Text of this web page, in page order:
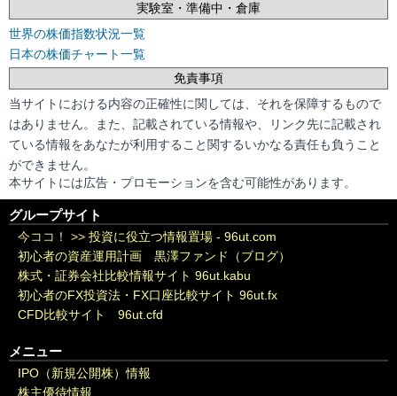
実験室・準備中・倉庫
世界の株価指数状況一覧
日本の株価チャート一覧
免責事項
当サイトにおける内容の正確性に関しては、それを保障するもので
はありません。また、記載されている情報や、リンク先に記載され
ている情報をあなたが利用すること関するいかなる責任も負うこと
ができません。
本サイトには広告・プロモーションを含む可能性があります。
グループサイト
今ココ！ >> 投資に役立つ情報置場 - 96ut.com
初心者の資産運用計画 黒澤ファンド（ブログ）
株式・証券会社比較情報サイト 96ut.kabu
初心者のFX投資法・FX口座比較サイト 96ut.fx
CFD比較サイト 96ut.cfd
メニュー
IPO（新規公開株）情報
株主優待情報